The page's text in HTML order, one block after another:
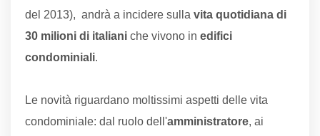
del 2013), andrà a incidere sulla vita quotidiana di
30 milioni di italiani che vivono in edifici
condominiali.
Le novità riguardano moltissimi aspetti delle vita
condominiale: dal ruolo dell'amministratore, ai